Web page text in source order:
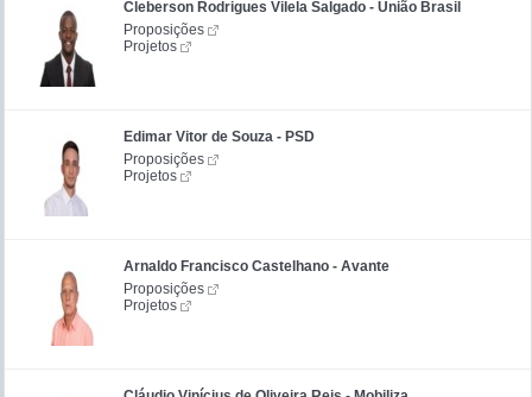
Cleberson Rodrigues Vilela Salgado - União Brasil
Proposições
Projetos
Edimar Vitor de Souza - PSD
Proposições
Projetos
Arnaldo Francisco Castelhano - Avante
Proposições
Projetos